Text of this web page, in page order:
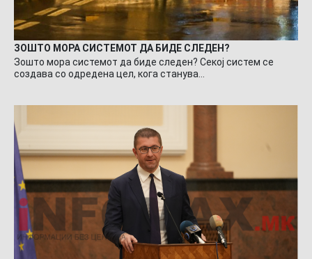
ЗОШТО МОРА СИСТЕМОТ ДА БИДЕ СЛЕДЕН?
Зошто мора системот да биде следен? Секој систем се
создава со одредена цел, кога станува…